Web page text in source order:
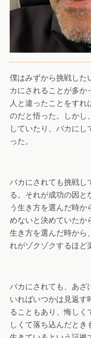
僕はみずから挑戦した
カにされることが多か
人と違ったことをすれ
のだと悟った。しかし
していたり、バカに
った。
バカにされても挑戦し
る。それが成功の因と
う生き方を選んだ時か
めないと決めていたか
生き方を選んだ時から
れがゾクゾクするほど
バカにされても、あざ
いればいつかは見返す
ることもあり、悔しく
しくて落ち込んだとき